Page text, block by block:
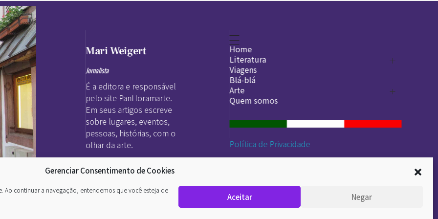
Gerenciar Consentimento de Cookies
Ao continuar a navegação, entendemos que você esteja de
Aceitar Negar
O
Mari Weigert
Jornalista
É a editora e responsável
pelo site PanHoramarte.
Em seus artigos escreve
sobre lugares, eventos,
pessoas, histórias, com o
olhar da arte.
Home
Literatura
Legado
Viagens
Blá-blá
Arte
O que é arte
DesignSocial
Quem somos
Política de Privacidade